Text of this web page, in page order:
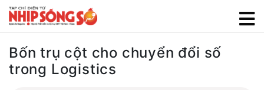
Bốn trụ cột cho chuyển đổi số
trong Logistics